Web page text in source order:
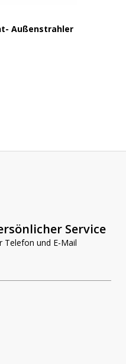
Außenstrahler
Service
Telefon und E-Mail